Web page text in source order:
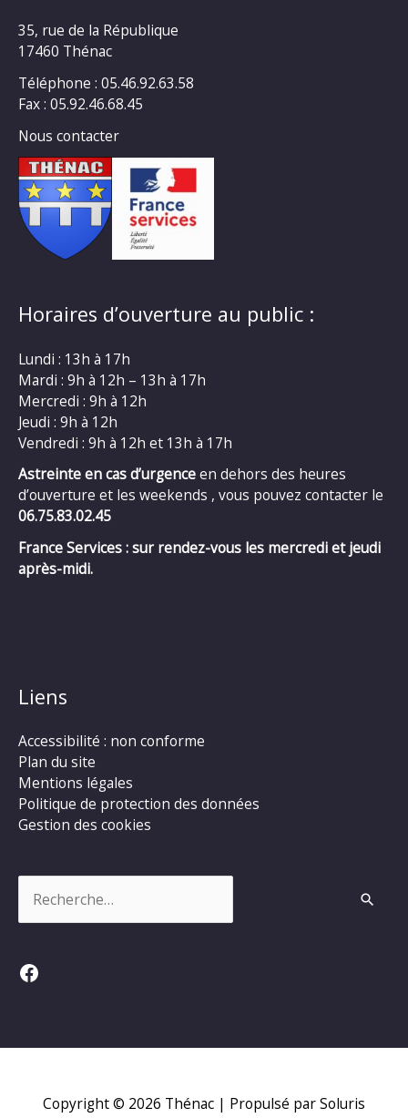
35, rue de la République
17460 Thénac
Téléphone : 05.46.92.63.58
Fax : 05.92.46.68.45
Nous contacter
Horaires d’ouverture au public :
Lundi : 13h à 17h
Mardi : 9h à 12h – 13h à 17h
Mercredi : 9h à 12h
Jeudi : 9h à 12h
Vendredi : 9h à 12h et 13h à 17h
Astreinte en cas d’urgenceen dehors des heures
d’ouverture et les weekends , vous pouvez contacter le
06.75.83.02.45
France Services : sur rendez-vous les mercredi et jeudi
après-midi.
Liens
Accessibilité : non conforme
Plan du site
Mentions légales
Politique de protection des données
Gestion des cookies
Facebook
Copyright © 2026 Thénac | Propulsé par Soluris